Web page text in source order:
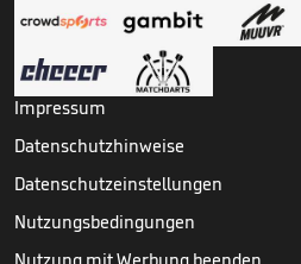
Impressum
Datenschutzhinweise
Datenschutzeinstellungen
Nutzungsbedingungen